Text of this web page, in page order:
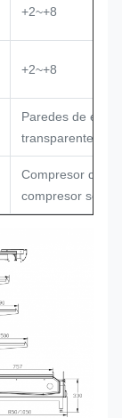
+2~+8
+2~+8
Paredes de
transparente,
Compresor de la
compresor